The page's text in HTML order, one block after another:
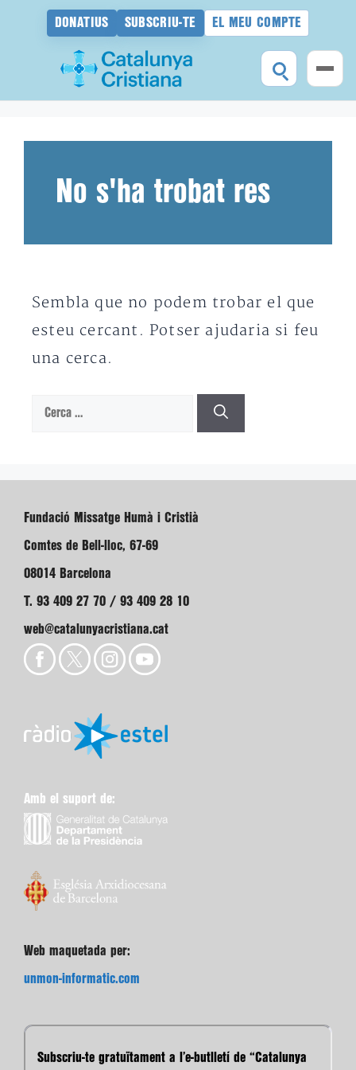
DONATIUS SUBSCRIU-TE EL MEU COMPTE
No s'ha trobat res
Sembla que no podem trobar el que
esteu cercant. Potser ajudaria si feu
una cerca.
Cerca:
Fundació Missatge Humà i Cristià
Comtes de Bell-lloc, 67-69
08014 Barcelona
T. 93 409 27 70 / 93 409 28 10
web@catalunyacristiana.cat
Amb el suport de:
Web maquetada per:
unmon-informatic.com
Subscriu-te gratuïtament a l’e-butlletí de “Catalunya